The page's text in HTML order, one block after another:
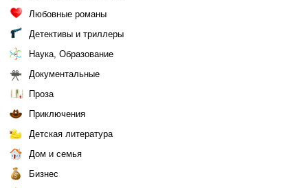
Любовные романы
Детективы и триллеры
Наука, Образование
Документальные
Проза
Приключения
Детская литература
Дом и семья
Бизнес